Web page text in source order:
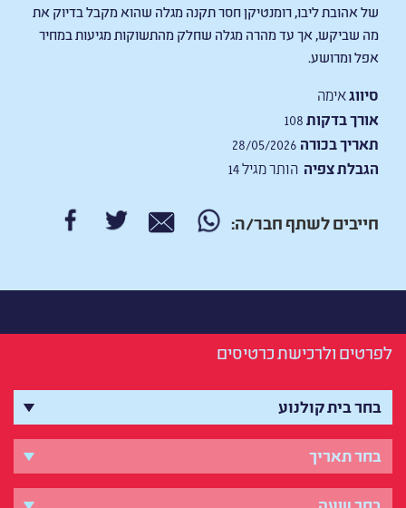
של אהובת ליבו, רומנטיקן חסר תקנה מגלה שהוא מקבל בדיוק את
מה שביקש, אך עד מהרה מגלה שחלק מהתשוקות מגיעות במחיר
אפל ומרושע.
סיווגאימה
אורך בדקות
תאריך בכורה
הגבלת צפיה הותר מגיל 14
חייבים לשתף חבר/ה:
לפרטים ולרכישת כרטיסים